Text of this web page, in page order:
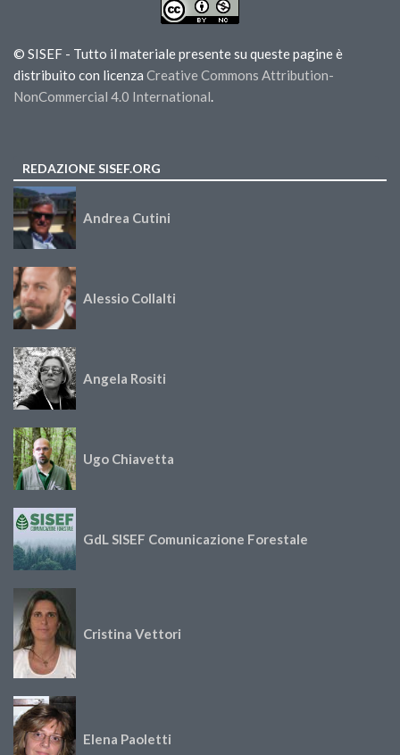
© SISEF - Tutto il materiale presente su queste pagine è
distribuito con licenza Creative Commons Attribution-
NonCommercial 4.0 International.
REDAZIONE SISEF.ORG
Andrea Cutini
Alessio Collalti
Angela Rositi
Ugo Chiavetta
GdL SISEF Comunicazione Forestale
Cristina Vettori
Elena Paoletti